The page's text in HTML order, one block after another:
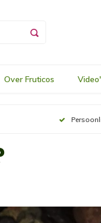
Over Fruticos